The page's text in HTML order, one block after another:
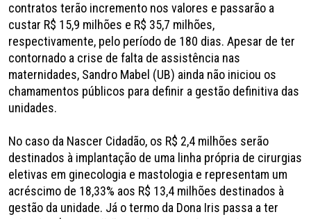
contratos terão incremento nos valores e passarão a
custar R$ 15,9 milhões e R$ 35,7 milhões,
respectivamente, pelo período de 180 dias. Apesar de ter
contornado a crise de falta de assistência nas
maternidades, Sandro Mabel (UB) ainda não iniciou os
chamamentos públicos para definir a gestão definitiva das
unidades.
No caso da Nascer Cidadão, os R$ 2,4 milhões serão
destinados à implantação de uma linha própria de cirurgias
eletivas em ginecologia e mastologia e representam um
acréscimo de 18,33% aos R$ 13,4 milhões destinados à
gestão da unidade. Já o termo da Dona Iris passa a ter